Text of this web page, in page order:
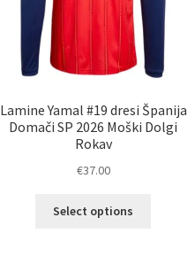
Lamine Yamal #19 dresi Španija
Domači SP 2026 Moški Dolgi
Rokav
€37.00
Select options